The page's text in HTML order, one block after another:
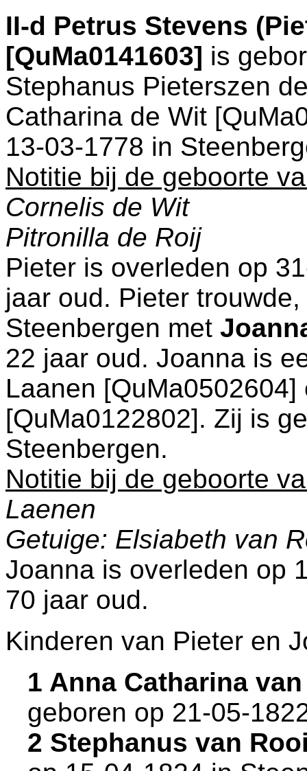
II-d Petrus Stevens
[QuMa0141603] is
Stephanus Pieterszen
Catharina de Wit
13-03-1778 in
Notitie bij de geboorte
Cornelis de Wit
Pitronilla de Roij
Pieter is overleden op
jaar oud. Pieter
Steenbergen met
22 jaar oud. Joanna is
Laanen
[QuMa0122802]. Zij is
Steenbergen.
Notitie bij de geboorte
Laenen
Getuige: Elsiabeth van
Joanna is overleden op
70 jaar oud.
Kinderen van Pieter en
1 Anna Catharina
geboren op 21-05-
2 Stephanus van